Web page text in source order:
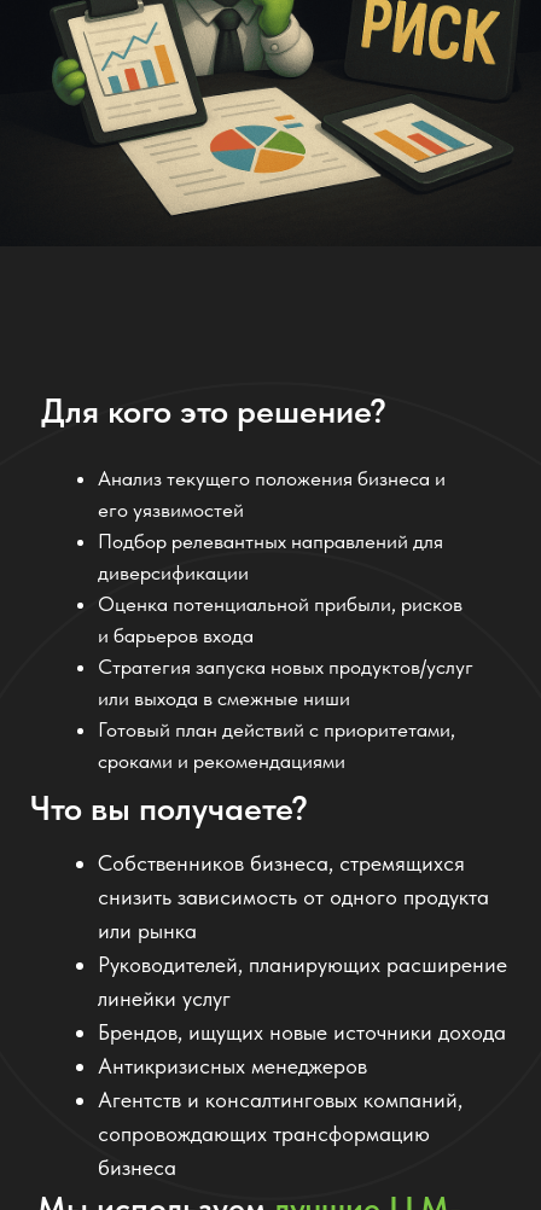
снизить зависимость от одного продукта
или рынка
Руководителей, планирующих расширение
линейки услуг
Брендов, ищущих новые источники дохода
Антикризисных менеджеров
Агентств и консалтинговых компаний,
сопровождающих трансформацию
Отзывы наших клиентов
«ИИ-консультант помог найти новые
готовых рационов. Это идея, до которой мы
бы не дошли сами!»
«Очень чёткий анализ рынков. За один вечер
получили список перспективных направлений
и уже провели тест MVP. И всё — без дорогих
Илья, управляющий партнёр b2b-сервиса